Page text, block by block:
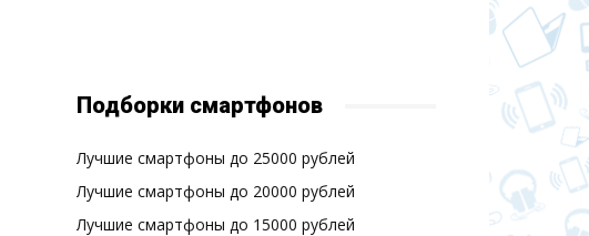
Подборки смартфонов
Лучшие смартфоны до 25000 рублей
Лучшие смартфоны до 20000 рублей
Лучшие смартфоны до 15000 рублей